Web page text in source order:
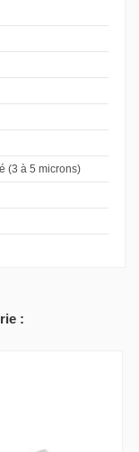
(3 à 5 microns)
: